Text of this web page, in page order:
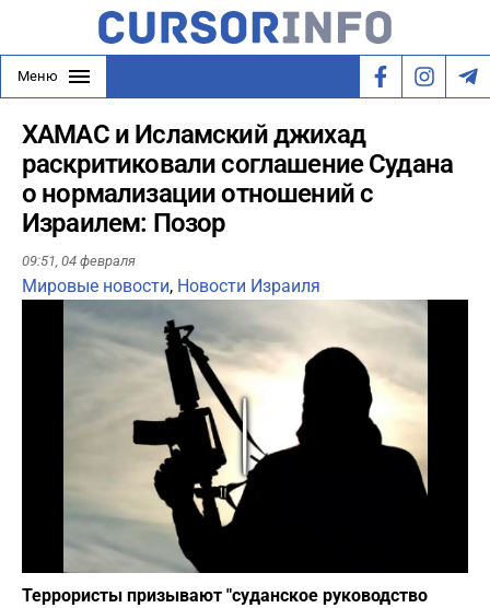
Меню
ХАМАС и Исламский джихад
раскритиковали соглашение Судана
о нормализации отношений с
Израилем: Позор
09:51, 04 февраля
Мировые новости, Новости Израиля
Play
Террористы призывают "суданское руководство